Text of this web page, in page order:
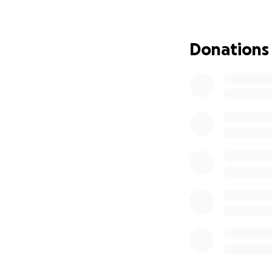
Même 5$, c’est
Donations